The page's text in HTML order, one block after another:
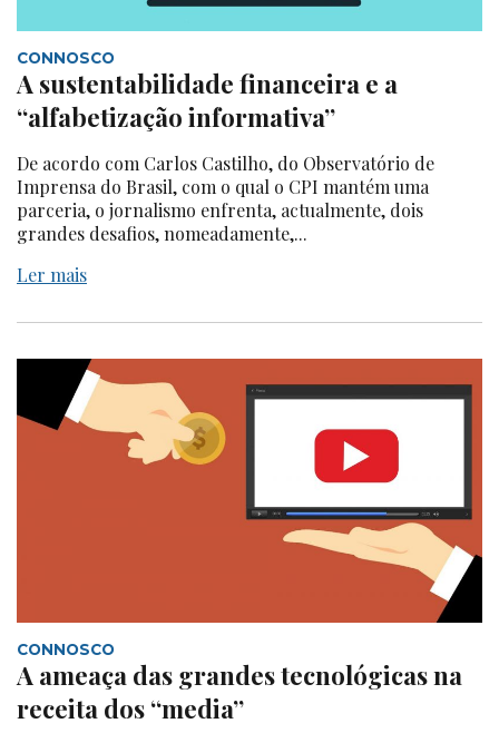
CONNOSCO
A sustentabilidade financeira e a
“alfabetização informativa”
De acordo com Carlos Castilho, do Observatório de
Imprensa do Brasil, com o qual o CPI mantém uma
parceria, o jornalismo enfrenta, actualmente, dois
grandes desafios, nomeadamente,...
Ler mais
CONNOSCO
A ameaça das grandes tecnológicas na
receita dos “media”